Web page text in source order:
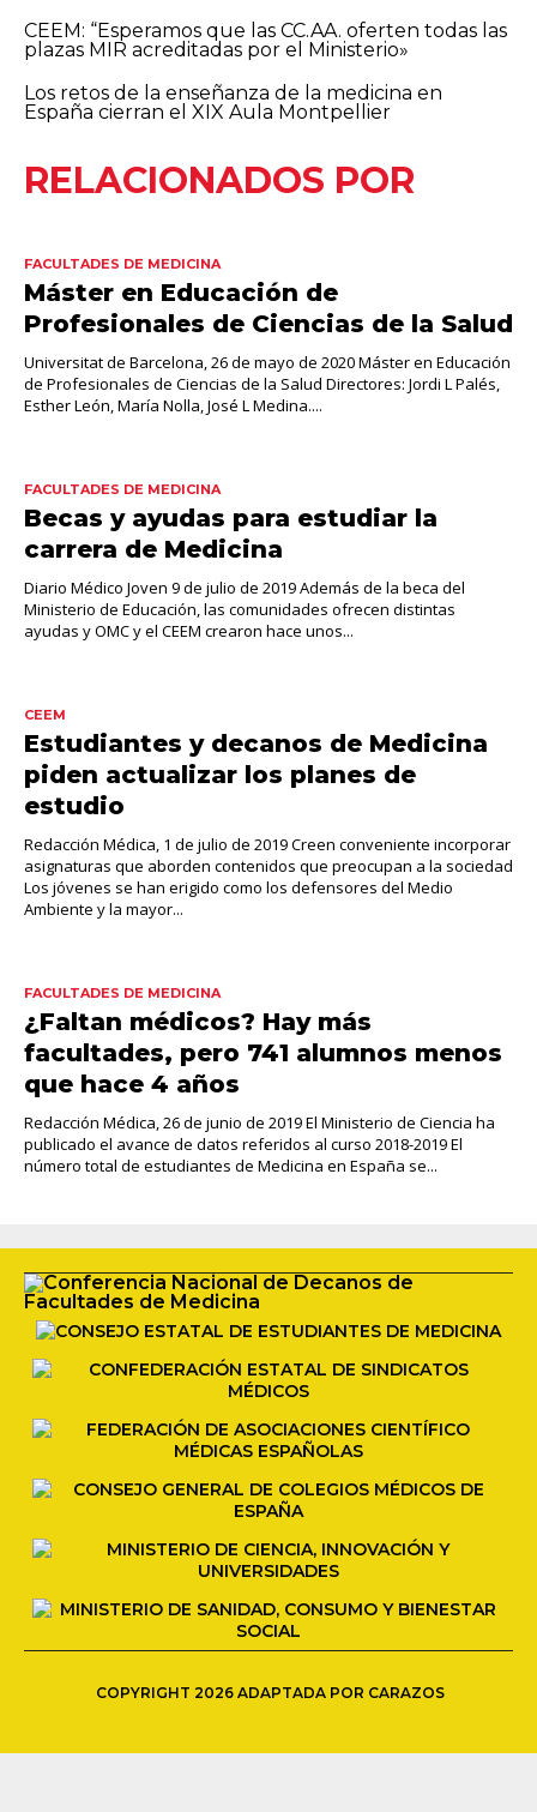
CEEM: “Esperamos que las CC.AA. oferten todas las
plazas MIR acreditadas por el Ministerio»
Los retos de la enseñanza de la medicina en
España cierran el XIX Aula Montpellier
RELACIONADOS POR
FACULTADES DE MEDICINA
Máster en Educación de
Profesionales de Ciencias de la Salud
Universitat de Barcelona, 26 de mayo de 2020 Máster en Educación
de Profesionales de Ciencias de la Salud Directores: Jordi L Palés,
Esther León, María Nolla, José L Medina....
FACULTADES DE MEDICINA
Becas y ayudas para estudiar la
carrera de Medicina
Diario Médico Joven 9 de julio de 2019 Además de la beca del
Ministerio de Educación, las comunidades ofrecen distintas
ayudas y OMC y el CEEM crearon hace unos...
CEEM
Estudiantes y decanos de Medicina
piden actualizar los planes de
estudio
Redacción Médica, 1 de julio de 2019 Creen conveniente incorporar
asignaturas que aborden contenidos que preocupan a la sociedad
Los jóvenes se han erigido como los defensores del Medio
Ambiente y la mayor...
FACULTADES DE MEDICINA
¿Faltan médicos? Hay más
facultades, pero 741 alumnos menos
que hace 4 años
Redacción Médica, 26 de junio de 2019 El Ministerio de Ciencia ha
publicado el avance de datos referidos al curso 2018-2019 El
número total de estudiantes de Medicina en España se...
COPYRIGHT 2026 ADAPTADA POR CARAZOS